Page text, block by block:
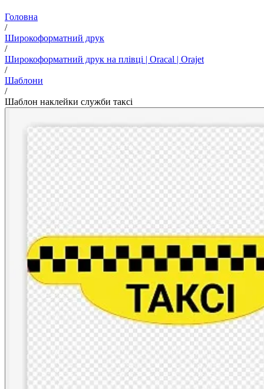
Головна
/
Широкоформатний друк
/
Широкоформатний друк на плівці | Oracal | Orajet
/
Шаблони
/
Шаблон наклейки служби таксі